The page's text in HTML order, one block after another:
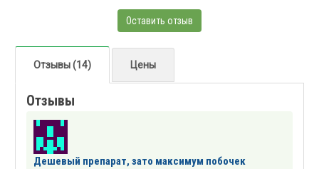
Оставить отзыв
Отзывы (14) Цены
Отзывы
Дешевый препарат, зато максимум побочек